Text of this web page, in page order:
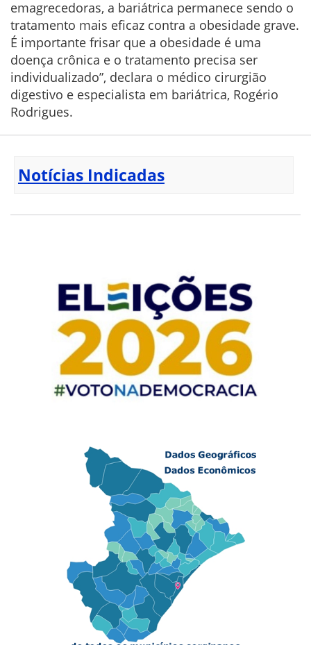
emagrecedoras, a bariátrica permanece sendo o
tratamento mais eficaz contra a obesidade grave.
É importante frisar que a obesidade é uma
doença crônica e o tratamento precisa ser
individualizado”, declara o médico cirurgião
digestivo e especialista em bariátrica, Rogério
Rodrigues.
Notícias Indicadas